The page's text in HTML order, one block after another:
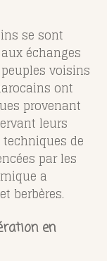
se sont
échanges
voisins
ont
provenant
leurs
de
par les
a
berbères.
en